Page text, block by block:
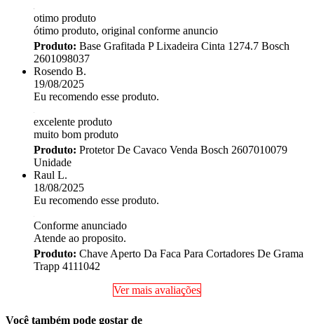
otimo produto
ótimo produto, original conforme anuncio
Produto: Base Grafitada P Lixadeira Cinta 1274.7 Bosch
2601098037
Rosendo B.
19/08/2025
Eu recomendo esse produto.
excelente produto
muito bom produto
Produto: Protetor De Cavaco Venda Bosch 2607010079
Unidade
Raul L.
18/08/2025
Eu recomendo esse produto.
Conforme anunciado
Atende ao proposito.
Produto: Chave Aperto Da Faca Para Cortadores De Grama
Trapp 4111042
Ver mais avaliações
Você também pode gostar de